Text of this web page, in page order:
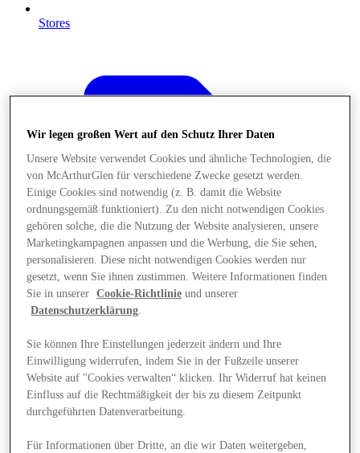
Stores
Angebote
Wir legen großen Wert auf den Schutz Ihrer Daten
Unsere Website verwendet Cookies und ähnliche Technologien, die
von McArthurGlen für verschiedene Zwecke gesetzt werden.
Einige Cookies sind notwendig (z. B. damit die Website
ordnungsgemäß funktioniert). Zu den nicht notwendigen Cookies
gehören solche, die die Nutzung der Website analysieren, unsere
Marketingkampagnen anpassen und die Werbung, die Sie sehen,
personalisieren. Diese nicht notwendigen Cookies werden nur
gesetzt, wenn Sie ihnen zustimmen. Weitere Informationen finden
Sie in unserer
Cookie-Richtlinie und unserer
Datenschutzerklärung.
Sie können Ihre Einstellungen jederzeit ändern und Ihre
Einwilligung widerrufen, indem Sie in der Fußzeile unserer
Website auf "Cookies verwalten“ klicken. Ihr Widerruf hat keinen
Einfluss auf die Rechtmäßigkeit der bis zu diesem Zeitpunkt
durchgeführten Datenverarbeitung.
Für Informationen über Dritte, an die wir Daten weitergeben,